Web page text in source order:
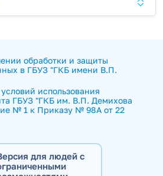
обработки и защиты
в ГБУЗ "ГКБ имени В.П.
использования
ГБУЗ "ГКБ им. В.П. Демихова
№ 1 к Приказу № 98А от 22
для людей с